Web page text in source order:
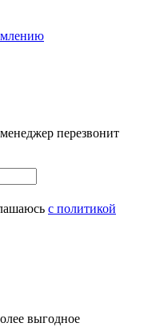
перезвонит
c политикой
выгодное